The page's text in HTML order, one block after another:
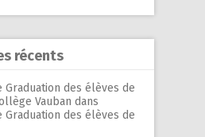
récents
Graduation des élèves de
Vauban dans
Graduation des élèves de